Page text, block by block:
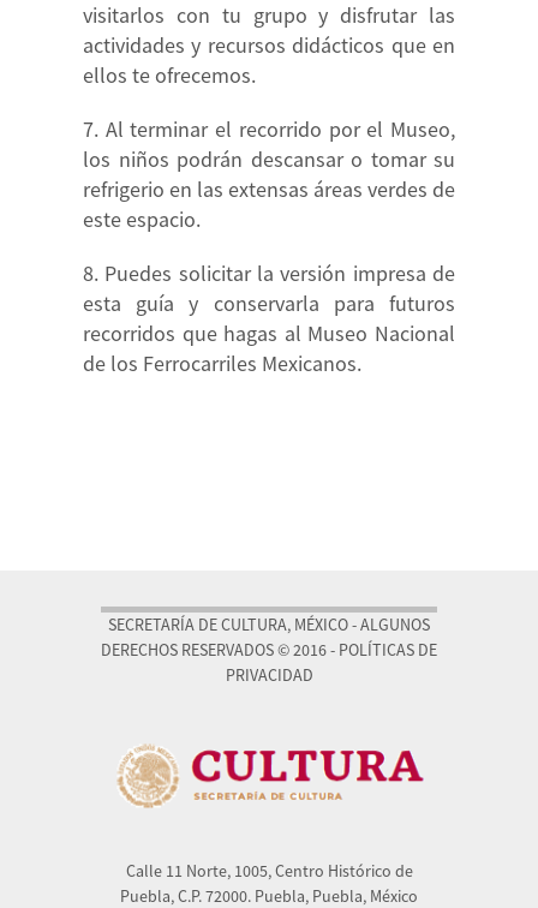
visitarlos con tu grupo y disfrutar las
actividades y recursos didácticos que en
ellos te ofrecemos.
Al terminar el recorrido por el Museo,
los niños podrán descansar o tomar su
refrigerio en las extensas áreas verdes de
este espacio.
Puedes solicitar la versión impresa de
esta guía y conservarla para futuros
recorridos que hagas al Museo Nacional
de los Ferrocarriles Mexicanos.
SECRETARÍA DE CULTURA, MÉXICO - ALGUNOS
DERECHOS RESERVADOS © 2016 - POLÍTICAS DE
PRIVACIDAD
Calle 11 Norte, 1005, Centro Histórico de
Puebla, C.P. 72000. Puebla, Puebla, México